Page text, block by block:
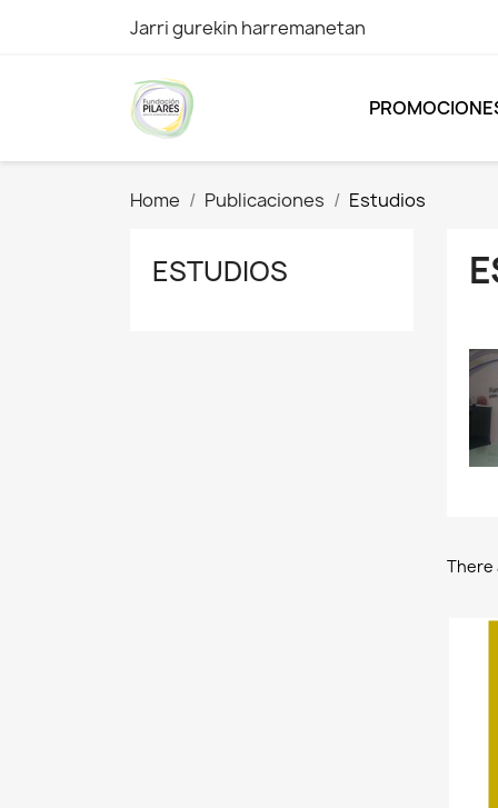
Jarri gurekin harremanetan
Home Publicaciones Estudios
ESTUDIOS
There